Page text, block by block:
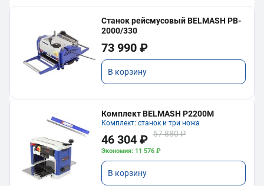
Станок рейсмусовый BELMASH PB-
2000/330
73 990 ₽
В корзину
Комплект BELMASH P2200M
Комплект: станок и три ножа
46 304 ₽ 57 880 ₽
Экономия: 11 576 ₽
В корзину